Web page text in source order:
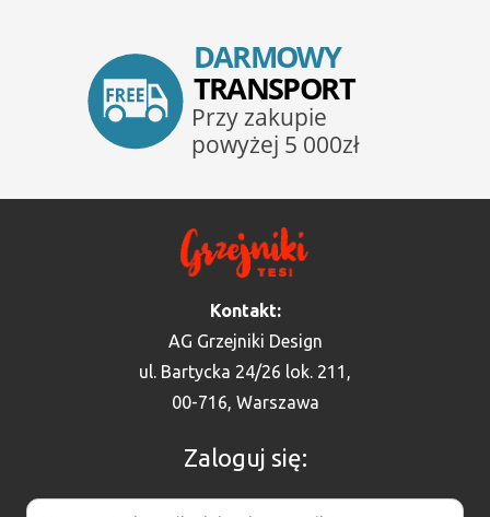
Kontakt:
AG Grzejniki Design
ul. Bartycka 24/26 lok. 211,
00-716, Warszawa
Zaloguj się: